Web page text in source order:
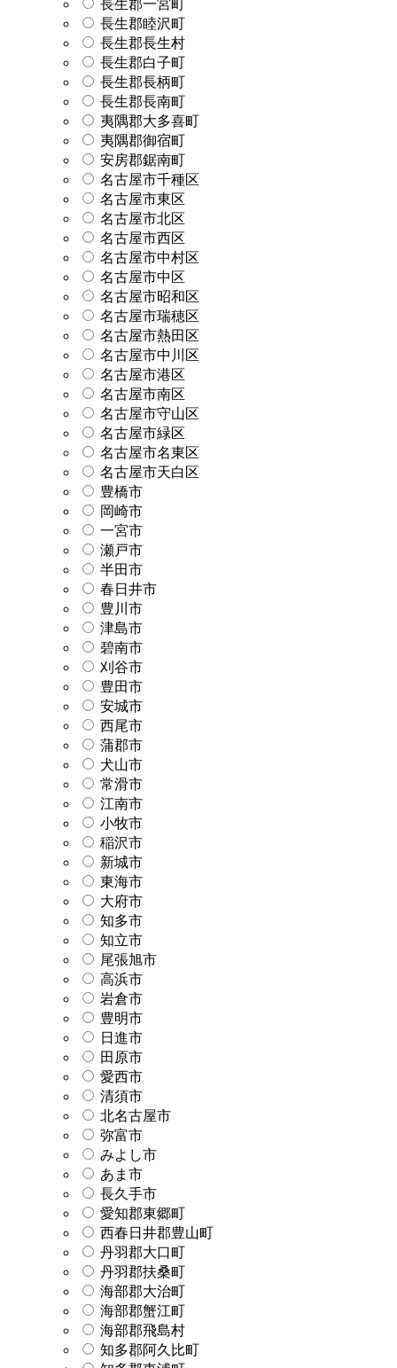
長生郡一宮町
長生郡睦沢町
長生郡長生村
長生郡白子町
長生郡長柄町
長生郡長南町
夷隅郡大多喜町
夷隅郡御宿町
安房郡鋸南町
名古屋市千種区
名古屋市東区
名古屋市北区
名古屋市西区
名古屋市中村区
名古屋市中区
名古屋市昭和区
名古屋市瑞穂区
名古屋市熱田区
名古屋市中川区
名古屋市港区
名古屋市南区
名古屋市守山区
名古屋市緑区
名古屋市名東区
名古屋市天白区
豊橋市
岡崎市
一宮市
瀬戸市
半田市
春日井市
豊川市
津島市
碧南市
刈谷市
豊田市
安城市
西尾市
蒲郡市
犬山市
常滑市
江南市
小牧市
稲沢市
新城市
東海市
大府市
知多市
知立市
尾張旭市
高浜市
岩倉市
豊明市
日進市
田原市
愛西市
清須市
北名古屋市
弥富市
みよし市
あま市
長久手市
愛知郡東郷町
西春日井郡豊山町
丹羽郡大口町
丹羽郡扶桑町
海部郡大治町
海部郡蟹江町
海部郡飛島村
知多郡阿久比町